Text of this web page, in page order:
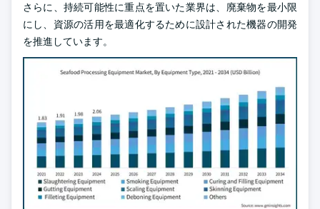
さらに、持続可能性に重点を置いた業界は、廃棄物を最小限
にし、資源の活用を最適化するために設計された機器の開発
を推進しています。